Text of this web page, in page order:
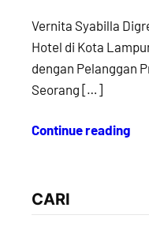
Vernita Syabilla
Hotel di Kota
dengan Pelanggan
Seorang […]
Continue reading
CARI